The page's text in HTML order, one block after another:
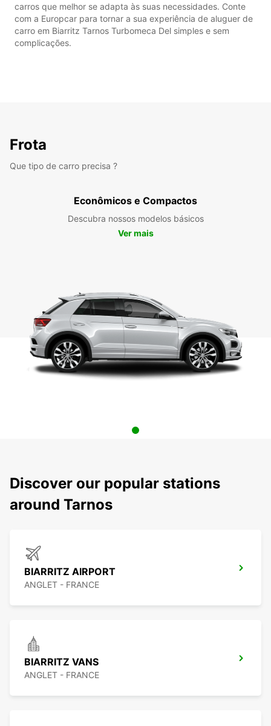
carros que melhor se adapta às suas necessidades. Conte
com a Europcar para tornar a sua experiência de aluguer de
carro em Biarritz Tarnos Turbomeca Del simples e sem
complicações.
Frota
Que tipo de carro precisa ?
Econômicos e Compactos
Descubra nossos modelos básicos
Ver mais
Discover our popular stations
around Tarnos
BIARRITZ AIRPORT
ANGLET - FRANCE
BIARRITZ VANS
ANGLET - FRANCE